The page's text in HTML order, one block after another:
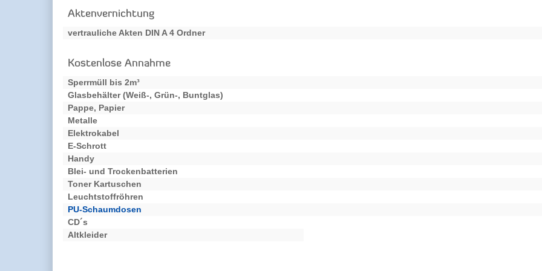
Aktenvernichtung
vertrauliche Akten DIN A 4 Ordner
Kostenlose Annahme
Sperrmüll bis 2m³
Glasbehälter (Weiß-, Grün-, Buntglas)
Pappe, Papier
Metalle
Elektrokabel
E-Schrott
Handy
Blei- und Trockenbatterien
Toner Kartuschen
Leuchtstoffröhren
PU-Schaumdosen
CD´s
Altkleider